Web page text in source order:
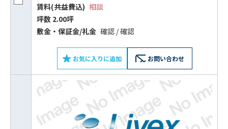
賃料(共益費込) 相談
坪数 2.00坪
敷⾦‧保証⾦/礼⾦ 確認 / 確認
お気に入りに追加 お問い合わせ